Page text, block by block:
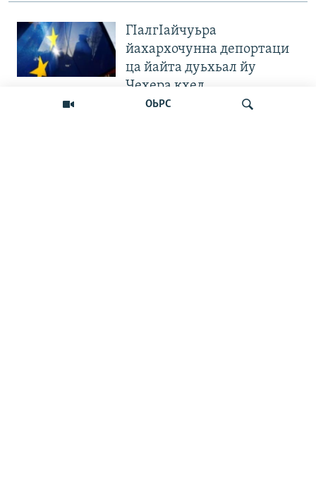
ОЬРС
ГIалгIайчуьра
йахархочунна депортаци
ца йайта дуьхьал йу
Чехера кхел